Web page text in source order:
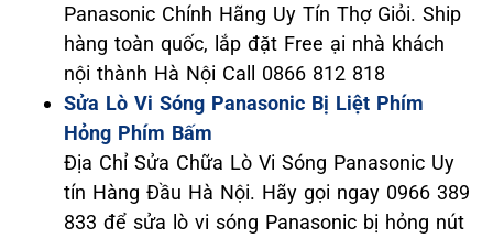
Panasonic Chính Hãng Uy Tín Thợ Giỏi. Ship
hàng toàn quốc, lắp đặt Free ại nhà khách
nội thành Hà Nội Call 0866 812 818
Sửa Lò Vi Sóng Panasonic Bị Liệt Phím
Hỏng Phím Bấm
Địa Chỉ Sửa Chữa Lò Vi Sóng Panasonic Uy
tín Hàng Đầu Hà Nội. Hãy gọi ngay 0966 389
833 để sửa lò vi sóng Panasonic bị hỏng nút